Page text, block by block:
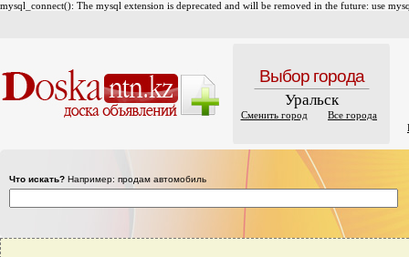
mysql_connect(): The mysql extension is deprecated and will be removed in the future: use
Выбор города
Уральск
Сменить город
Все города
Что искать? Например: продам автомобиль